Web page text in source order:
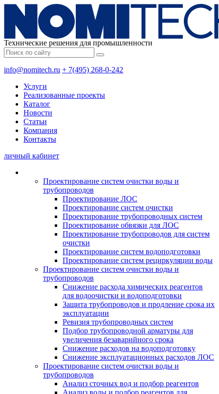
Технические решения для промышленности
info@nomitech.ru + 7(495) 268-0-242
Услуги
Реализованные проекты
Каталог
Новости
Статьи
Компания
Контакты
личный кабинет
Проектирование систем очистки воды и
трубопроводов
Проектирование ЛОС
Проектирование систем очистки
Проектирование трубопроводных систем
Проектирование обвязки для ЛОС
Проектирование трубопроводов для систем
очистки
Проектирование систем водоподготовки
Проектирование систем рециркуляции воды
Проектирование систем очистки воды и
трубопроводов
Снижение расхода химических реагентов
для водоочистки и водоподготовки
Защита трубопроводов и продление срока их
эксплуатации
Ревизия трубопроводных систем
Подбор трубопроводной арматуры для
увеличения безаварийного срока
Снижение расходов на водоподготовку
Снижение эксплуатационных расходов ЛОС
Проектирование систем очистки воды и
трубопроводов
Анализ сточных вод и подбор реагентов
Анализ воды и подбор реагентов для